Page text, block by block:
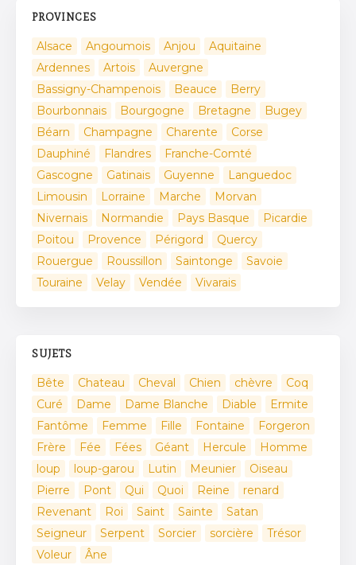
PROVINCES
Alsace Angoumois Anjou
Aquitaine
Ardennes
Artois
Auvergne
Bassigny-Champenois
Beauce
Berry
Bourbonnais
Bourgogne Bretagne
Bugey
Béarn
Champagne Charente
Corse
Dauphiné
Flandres
Franche-Comté
Gascogne
Gatinais Guyenne
Languedoc
Limousin
Lorraine Marche
Morvan
Nivernais
Normandie Pays Basque
Picardie
Poitou
Provence Périgord
Quercy
Rouergue
Roussillon Saintonge
Savoie
Touraine
Velay Vendée Vivarais
SUJETS
Bête Chateau Cheval Chien chèvre
Coq
Curé
Dame Dame Blanche Diable
Ermite
Fantôme
Femme Fille Fontaine
Forgeron
Frère
Fée Fées Géant Hercule
Homme
loup
loup-garou Lutin Meunier
Oiseau
Pierre
Pont Qui Quoi Reine
renard
Revenant
Roi Saint Sainte
Satan
Seigneur
Serpent Sorcier sorcière
Trésor
Voleur
Âne